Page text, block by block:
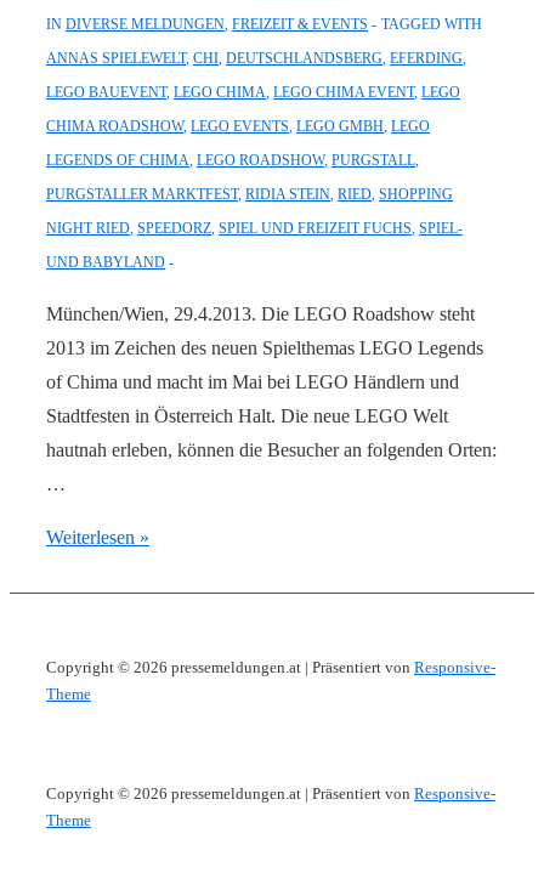
IN DIVERSE MELDUNGEN FREIZEIT & EVENTS
TAGGED WITH
ANNAS SPIELEWELT, CHI DEUTSCHLANDSBERG EFERDING
LEGO BAUEVENT, LEGO CHIMA LEGO CHIMA EVENT, LEGO
CHIMA ROADSHOW, LEGO EVENTS LEGO GMBH LEGO
LEGENDS OF CHIMA LEGO ROADSHOW, PURGSTALL
PURGSTALLER MARKTFEST, RIDIA STEIN RIED SHOPPING
NIGHT RIED SPEEDORZ SPIEL UND FREIZEIT FUCHS SPIEL-
UND BABYLAND
München/Wien, 29.4.2013. Die LEGO Roadshow steht
2013 im Zeichen des neuen Spielthemas LEGO Legends
of Chima und macht im Mai bei LEGO Händlern und
Stadtfesten in Österreich Halt. Die neue LEGO Welt
hautnah erleben, können die Besucher an folgenden Orten:
…
LEGO
Roadshow
und
Mai
Weiterlesen »
Copyright © 2026 pressemeldungen.at | Präsentiert von Responsive-
Theme
Copyright © 2026 pressemeldungen.at | Präsentiert von Responsive-
Theme